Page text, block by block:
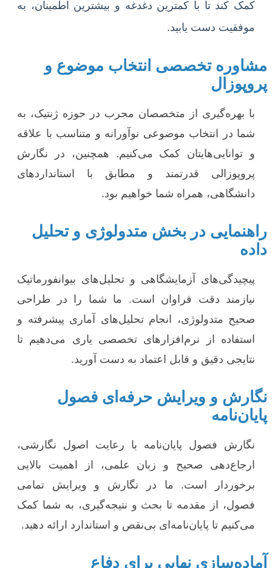
کمک کند تا با کمترین دغدغه و بیشترین اطمینان، به
موفقیت دست یابید.
مشاوره تخصصی انتخاب موضوع و
پروپوزال
با بهره‌گیری از متخصصان مجرب در حوزه ژنتیک، به
شما در انتخاب موضوعی نوآورانه و متناسب با علاقه
و توانایی‌هایتان کمک می‌کنیم. همچنین، در نگارش
پروپوزالی قدرتمند و مطابق با استانداردهای
دانشگاهی، همراه شما خواهیم بود.
راهنمایی در بخش متدولوژی و تحلیل
داده
پیچیدگی‌های آزمایشگاهی و تحلیل‌های بیوانفورماتیک
نیازمند دقت فراوان است. ما شما را در طراحی
صحیح متدولوژی، انجام تحلیل‌های آماری پیشرفته و
استفاده از نرم‌افزارهای تخصصی یاری می‌دهیم تا
نتایجی دقیق و قابل اعتماد به دست آورید.
نگارش و ویرایش حرفه‌ای فصول
پایان‌نامه
نگارش فصول پایان‌نامه با رعایت اصول نگارشی،
ارجاع‌دهی صحیح و زبان علمی، از اهمیت بالایی
برخوردار است. ما در نگارش و ویرایش تمامی
فصول، از مقدمه تا بحث و نتیجه‌گیری، به شما کمک
می‌کنیم تا پایان‌نامه‌ای بی‌نقص و استاندارد ارائه دهید.
آماده‌سازی نهایی برای دفاع